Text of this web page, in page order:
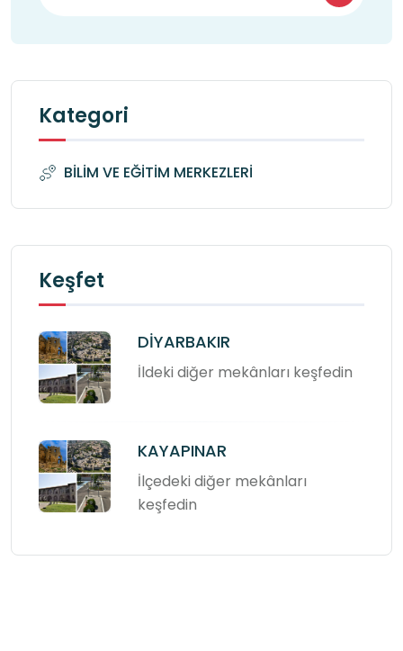
Kategori
BİLİM VE EĞİTİM MERKEZLERİ
Keşfet
DİYARBAKIR
İldeki diğer mekânları keşfedin
KAYAPINAR
İlçedeki diğer mekânları
keşfedin